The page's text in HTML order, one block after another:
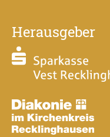
Herausgeber